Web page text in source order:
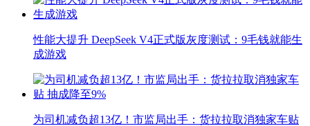
性能大提升 DeepSeek V4正式版灰度测试：9毛钱就能生
成游戏
为司机减负超13亿！市监局出手：货拉拉取消独家车贴